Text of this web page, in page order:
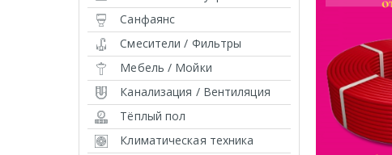
Санфаянс
Смесители / Фильтры
Мебель / Мойки
Канализация / Вентиляция
Тёплый пол
Климатическая техника